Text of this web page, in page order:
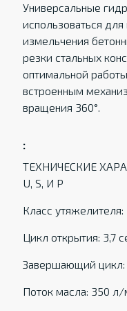
Универсальные
использоваться
измельчения
резки стальных
оптимальной
встроенным
вращения 360°.
:
ТЕХНИЧЕСКИЕ
U, S, И P
Класс утяжелителя:
Цикл открытия: 3,7
Завершающий цикл:
Поток масла: 350